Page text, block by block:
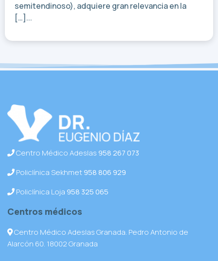
semitendinoso), adquiere gran relevancia en la
[…]...
Centro Médico Adeslas 958 267 073
Policlínica Sekhmet958 806 929
Policlínica Loja 958 325 065
Centros médicos
Centro Médico Adeslas Granada. Pedro Antonio de
Alarcón 60. 18002 Granada